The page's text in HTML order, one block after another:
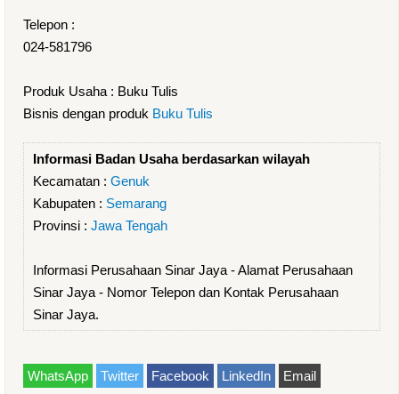
Telepon :
024-581796
Produk Usaha : Buku Tulis
Bisnis dengan produk Buku Tulis
Informasi Badan Usaha berdasarkan wilayah
Kecamatan : Genuk
Kabupaten : Semarang
Provinsi : Jawa Tengah
Informasi Perusahaan Sinar Jaya - Alamat Perusahaan
Sinar Jaya - Nomor Telepon dan Kontak Perusahaan
Sinar Jaya.
WhatsApp Twitter Facebook LinkedIn Email